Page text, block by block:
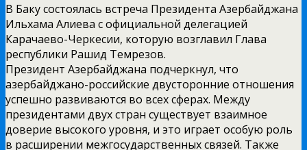
В Баку состоялась встреча Президента Азербайджана
Ильхама Алиева с официальной делегацией
Карачаево-Черкесии, которую возглавил Глава
республики Рашид Темрезов.
Президент Азербайджана подчеркнул, что
азербайджано-российские двусторонние отношения
успешно развиваются во всех сферах. Между
президентами двух стран существует взаимное
доверие высокого уровня, и это играет особую роль
в расширении межгосударственных связей. Также